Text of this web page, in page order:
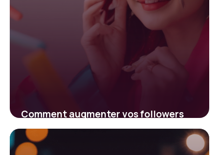
Comment augmenter vos followers
TikTok : stratégies efficaces pour la
croissance